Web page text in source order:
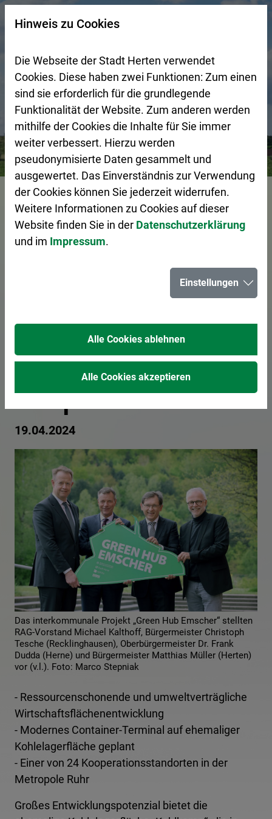
Zur Startseite (Schnelltaste 0)
Zum Seitenanfang springen (Schnelltaste A)
Zur Navigation/Menü springen (Schnelltaste M)
Zur Suche springen (Schnelltaste 8)
Zum Inhalt springen (Schnelltaste I)
Zum Fußbereich springen (Schnelltaste Z)
Bürgerservice Pressemeldungen Green Hub
Vorlesen
Recklinghausen,
Herten und Herne
kooperieren
19.04.2024
Das interkommunale Projekt „Green Hub Emscher“ stellten
RAG-Vorstand Michael Kalthoff, Bürgermeister Christoph
Tesche (Recklinghausen), Oberbürgermeister Dr. Frank
Dudda (Herne) und Bürgermeister Matthias Müller (Herten)
vor (v.l.). Foto: Marco Stepniak
- Ressourcenschonende und umweltverträgliche
Wirtschaftsflächenentwicklung
- Modernes Container-Terminal auf ehemaliger
Kohlelagerfläche geplant
- Einer von 24 Kooperationsstandorten in der
Metropole Ruhr
Großes Entwicklungspotenzial bietet die
Suchseite mit Schnellsuche
Hinweis zu Cookies
Die Webseite der Stadt Herten verwendet
Cookies. Diese haben zwei Funktionen: Zum einen
sind sie erforderlich für die grundlegende
Funktionalität der Website. Zum anderen werden
mithilfe der Cookies die Inhalte für Sie immer
weiter verbessert. Hierzu werden
pseudonymisierte Daten gesammelt und
ausgewertet. Das Einverständnis zur Verwendung
der Cookies können Sie jederzeit widerrufen.
Weitere Informationen zu Cookies auf dieser
Website finden Sie in der Datenschutzerklärung
und im Impressum.
Einstellungen
Alle Cookies ablehnen
Alle Cookies akzeptieren